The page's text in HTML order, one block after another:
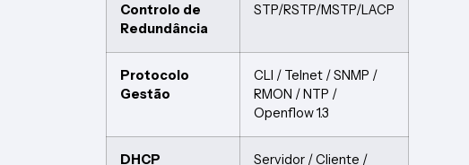
Controlo de
Redundância
STP/RSTP/MSTP/LACP
Protocolo
Gestão
CLI / Telnet / SNMP /
RMON / NTP /
Openflow 1.3
DHCP
Servidor / Cliente /